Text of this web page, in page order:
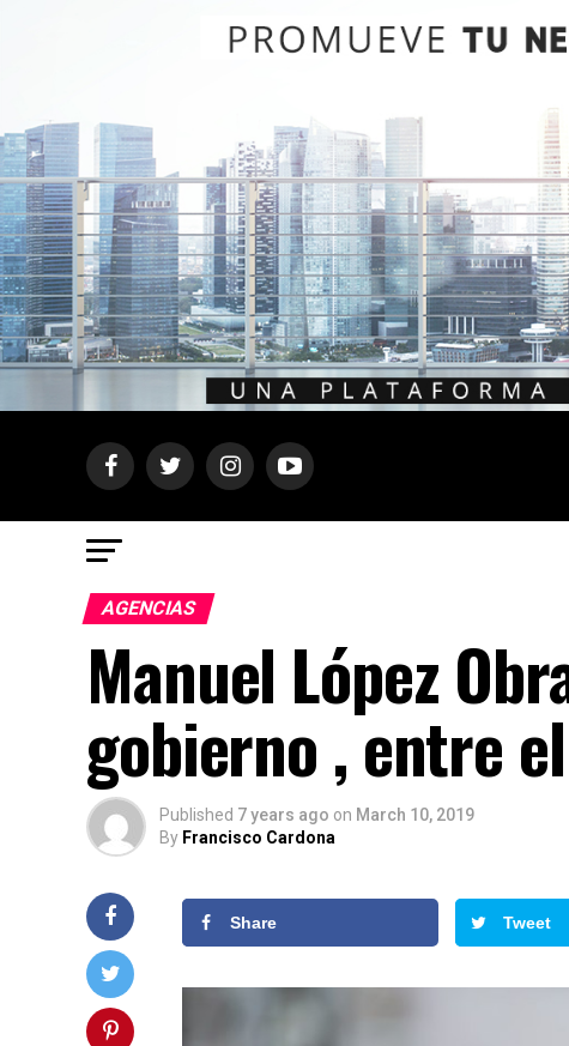
AGENCIAS
Manuel López
gobierno , entre
Published 7 years ago on March 10, 2019
By Francisco Cardona
Share Tweet